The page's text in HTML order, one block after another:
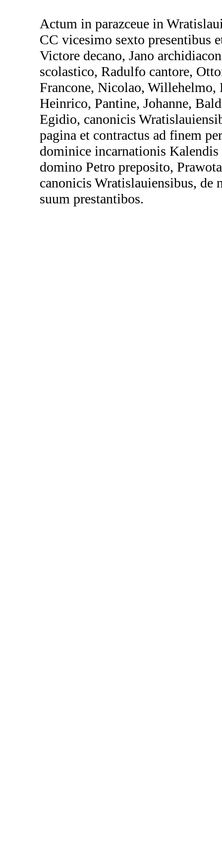
Actum in parazceue in
CC vicesimo sexto presentibus
Victore decano, Jano
scolastico, Radulfo cantore,
Francone, Nicolao, Willehelmo,
Heinrico, Pantine, Johanne,
Egidio, canonicis
pagina et contractus ad finem
dominice incarnationis
domino Petro preposito,
canonicis Wratislauiensibus, de
suum prestantibos.